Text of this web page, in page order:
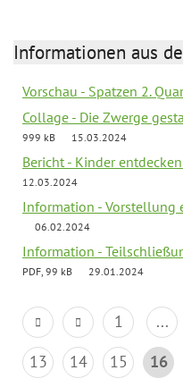
Informationen aus
Vorschau - Spatzen 2.
Collage - Die Zwerge
999 kB
15.03.2024
Bericht - Kinder
12.03.2024
Information - Vorstellung
06.02.2024
Information -
PDF, 99 kB 29.01.2024
1 ...
13
14 15 16